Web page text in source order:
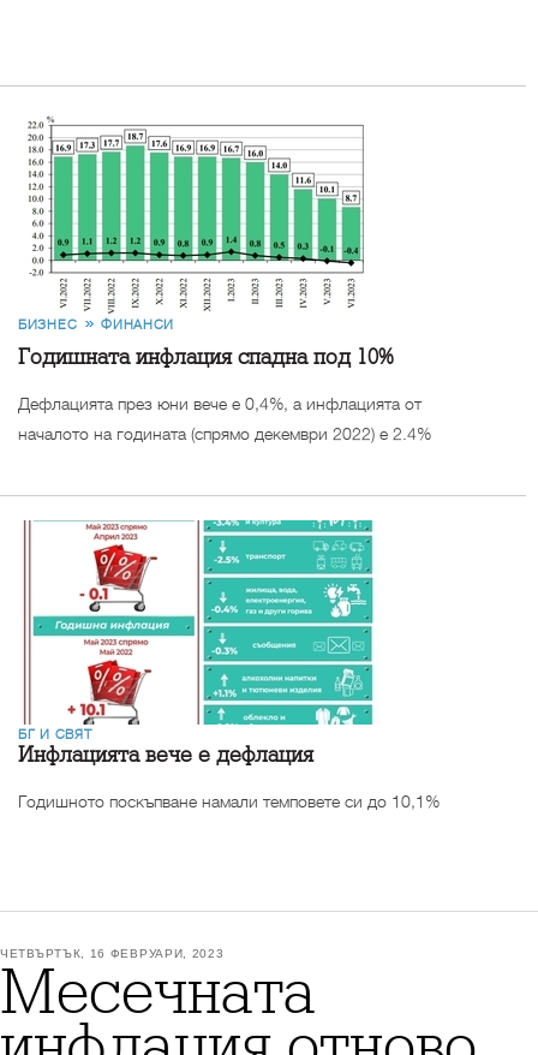
БИЗНЕС ФИНАНСИ
Годишната инфлация спадна под 10%
Дефлацията през юни вече е 0,4%, а инфлацията от
началото на годината (спрямо декември 2022) е 2.4%
БГ И СВЯТ
Инфлацията вече е дефлация
Годишното поскъпване намали темповете си до 10,1%
ЧЕТВЪРТЪК, 16 ФЕВРУАРИ, 2023
Месечната